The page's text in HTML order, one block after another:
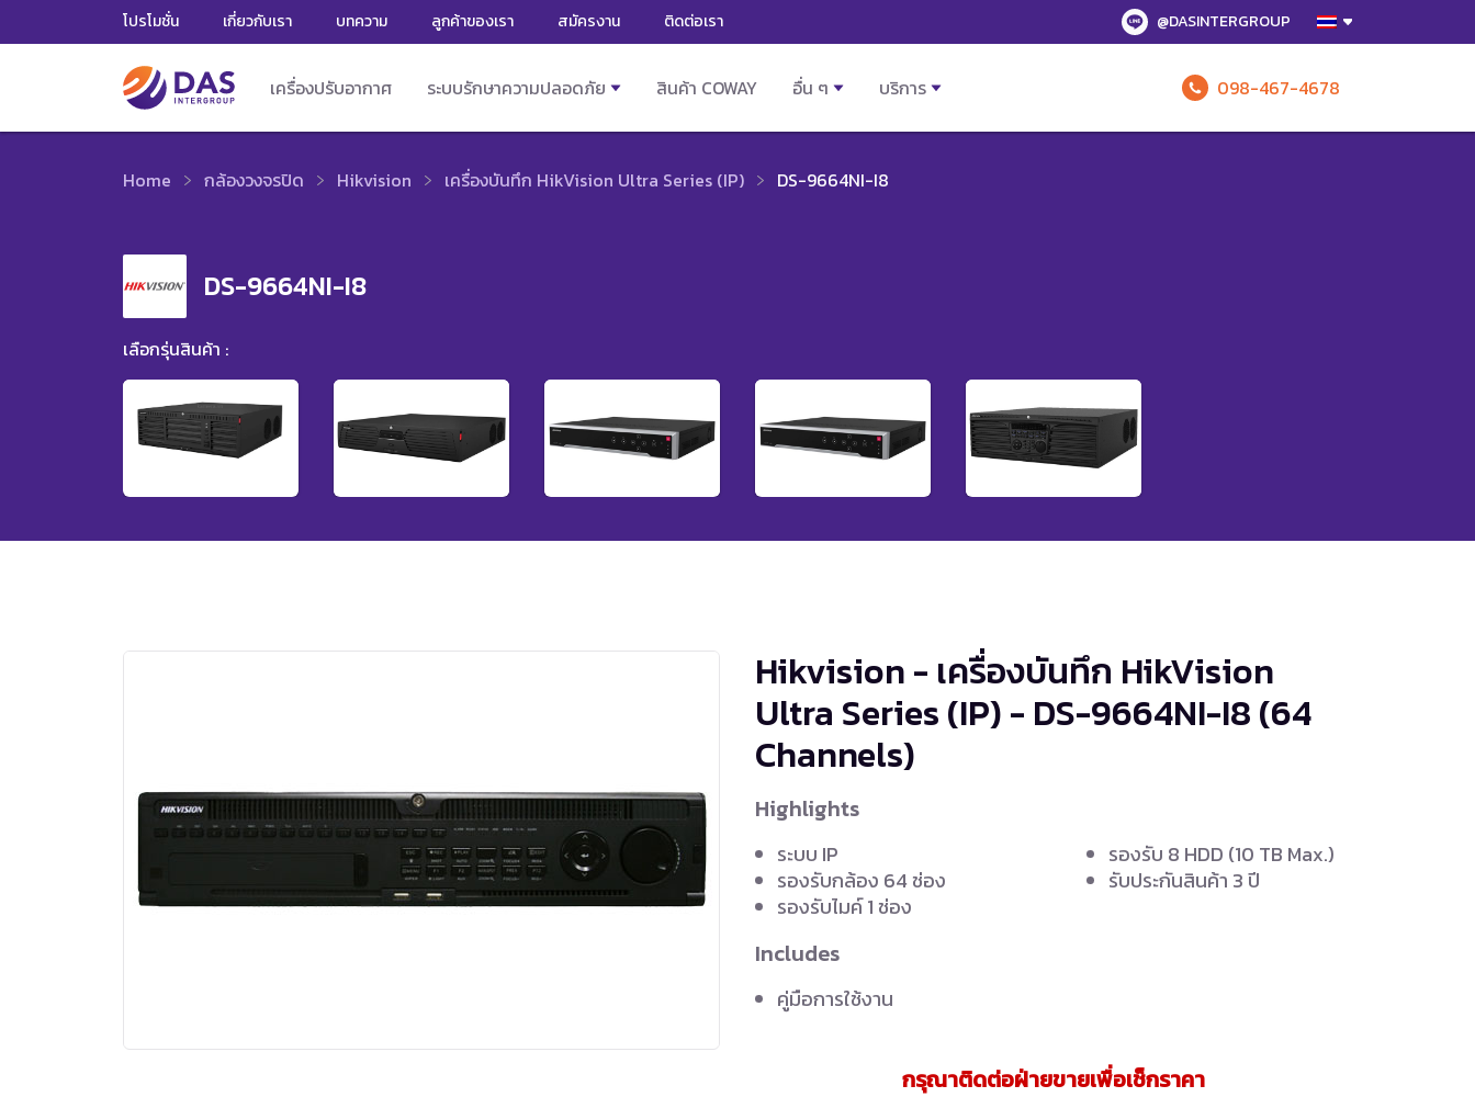
โปรโมชั่น เกี่ยวกับเรา บทความ ลูกค้าของเรา สมัครงาน ติดต่อเรา @DASINTERGROUP
เครื่องปรับอากาศ ระบบรักษาความปลอดภัย สินค้า COWAY อื่น ๆ บริการ 098-467-4678
Home กล้องวงจรปิด Hikvision เครื่องบันทึก HikVision Ultra Series (IP) DS-9664NI-I8
DS-9664NI-I8
เลือกรุ่นสินค้า :
Hikvision - เครื่องบันทึก HikVision
Ultra Series (IP) - DS-9664NI-I8(64
Channels)
Highlights
ระบบ IP
รองรับกล้อง 64 ช่อง
รองรับไมค์ 1 ช่อง
รองรับ 8 HDD (10 TB Max.)
รับประกันสินค้า 3 ปี
Includes
คู่มือการใช้งาน
กรุณาติดต่อฝ่ายขายเพื่อเช็กราคา